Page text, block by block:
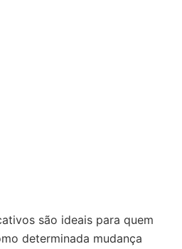
são ideais para quem
determinada mudança